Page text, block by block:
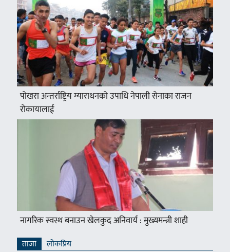
पोखरा अन्तर्राष्ट्रिय म्याराथनको उपाधि नेपाली सेनाका राजन
रोकायालाई
नागरिक स्वस्थ बनाउन खेलकुद अनिवार्य : मुख्यमन्त्री शाही
ताजा लाेकप्रिय